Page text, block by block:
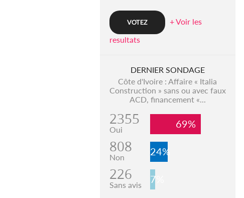
+ Voir les
resultats
DERNIER SONDAGE
Côte d'Ivoire : Affaire « Italia
Construction » sans ou avec faux
ACD, financement «...
2355
Oui 69%
808
Non 24%
226
Sans avis 7%